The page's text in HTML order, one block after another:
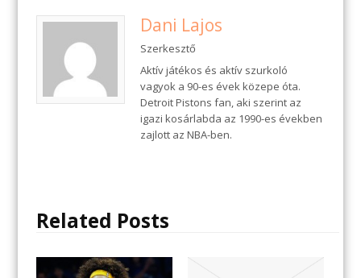
Dani Lajos
Szerkesztő
Aktív játékos és aktív szurkoló
vagyok a 90-es évek közepe óta.
Detroit Pistons fan, aki szerint az
igazi kosárlabda az 1990-es években
zajlott az NBA-ben.
Related Posts